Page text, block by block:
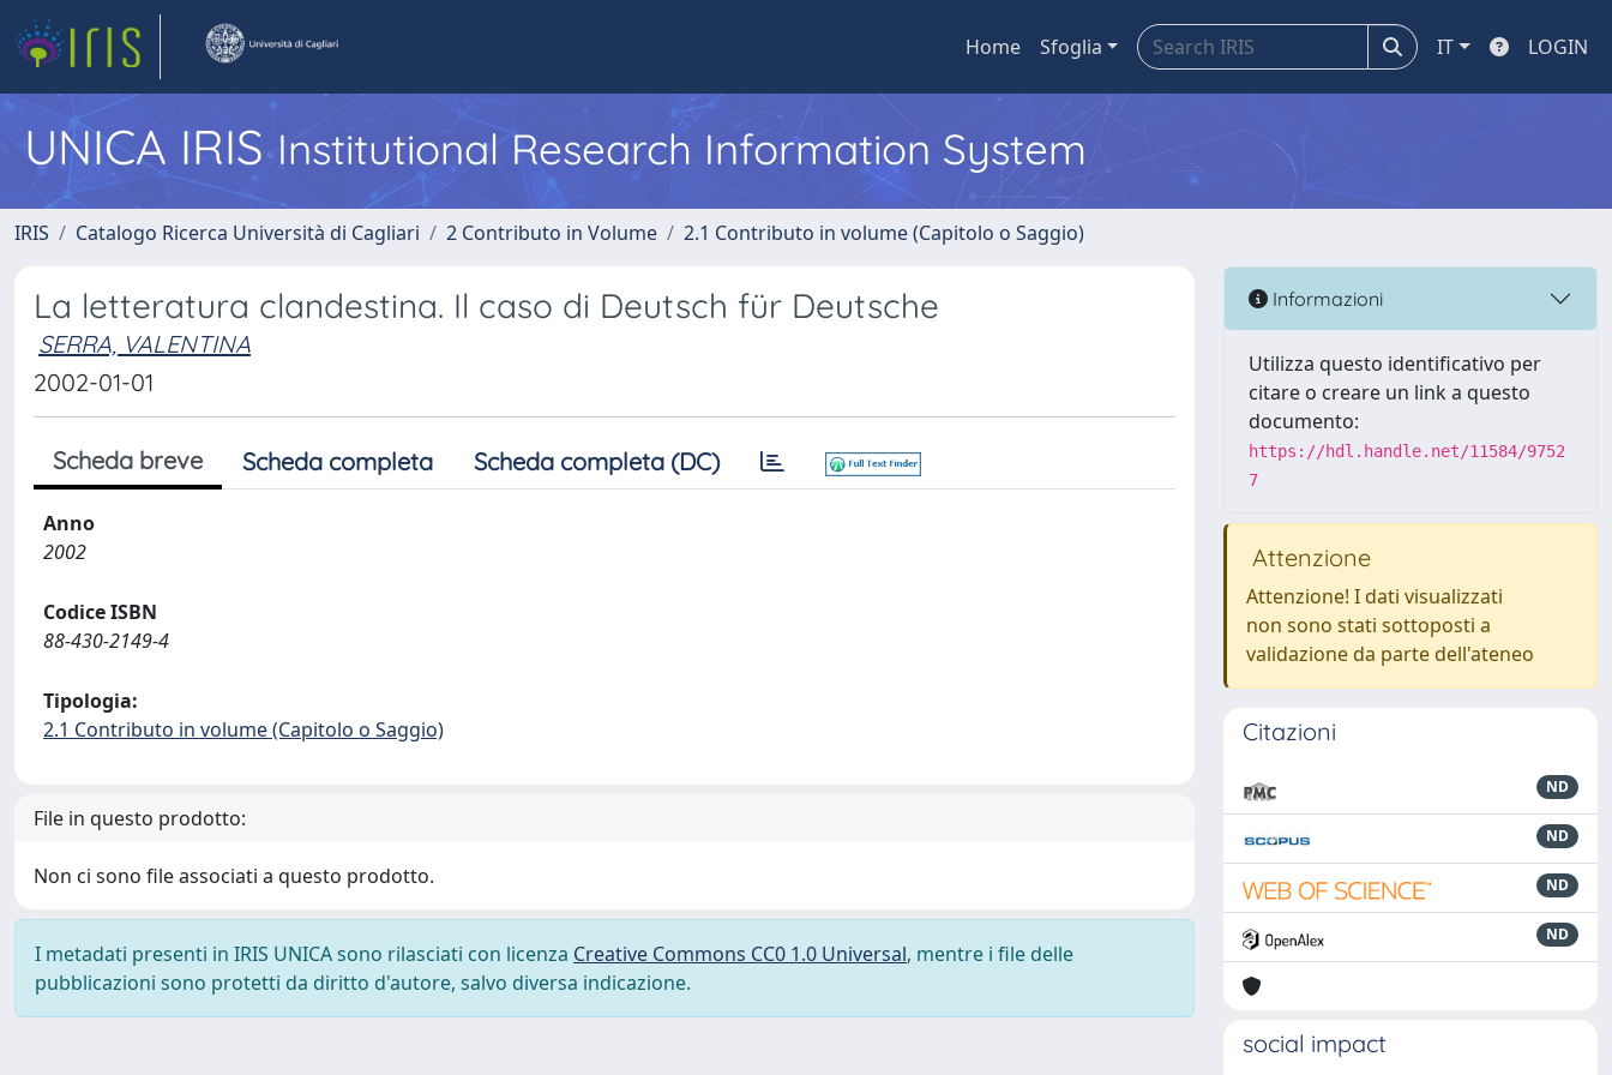
Home Sfoglia IT LOGIN
UNICA IRISInstitutional Research Information System
IRIS Catalogo Ricerca Università di Cagliari 2 Contributo in Volume 2.1 Contributo in volume (Capitolo o Saggio)
La letteratura clandestina. Il caso di Deutsch für Deutsche
SERRA, VALENTINA
2002-01-01
Scheda breve Scheda completa Scheda completa (DC)
Anno
2002
Codice ISBN
88-430-2149-4
Tipologia:
2.1 Contributo in volume (Capitolo o Saggio)
File in questo prodotto:
Non ci sono file associati a questo prodotto.
I metadati presenti in IRIS UNICA sono rilasciati con licenza Creative Commons CC0 1.0 Universal, mentre i file delle
pubblicazioni sono protetti da diritto d'autore, salvo diversa indicazione.
Informazioni
Utilizza questo identificativo per
citare o creare un link a questo
documento:
https://hdl.handle.net/11584/9752
7
Attenzione
Attenzione! I dati visualizzati
non sono stati sottoposti a
validazione da parte dell'ateneo
Citazioni
ND
ND
ND
ND
social impact